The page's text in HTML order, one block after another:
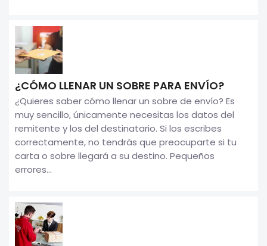
¿CÓMO LLENAR UN SOBRE PARA ENVÍO?
¿Quieres saber cómo llenar un sobre de envío? Es
muy sencillo, únicamente necesitas los datos del
remitente y los del destinatario. Si los escribes
correctamente, no tendrás que preocuparte si tu
carta o sobre llegará a su destino. Pequeños
errores...